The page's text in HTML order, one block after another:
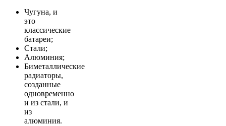
Чугуна, и
это
классические
батареи;
Стали;
Алюминия;
Биметаллические
радиаторы,
созданные
одновременно
и из стали, и
из
алюминия.